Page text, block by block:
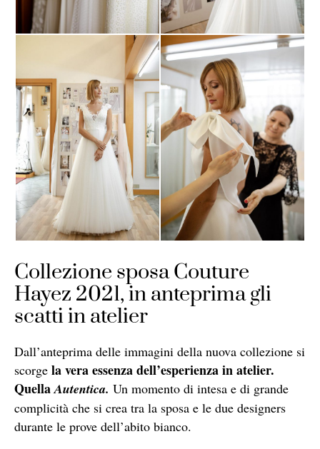
Collezione sposa Couture
Hayez 2021, in anteprima gli
scatti in atelier
Dall’anteprima delle immagini della nuova collezione si
scorge la vera essenza dell’esperienza in atelier.
QuellaAutentica. Un momento di intesa e di grande
complicità che si crea tra la sposa e le due designers
durante le prove dell’abito bianco.